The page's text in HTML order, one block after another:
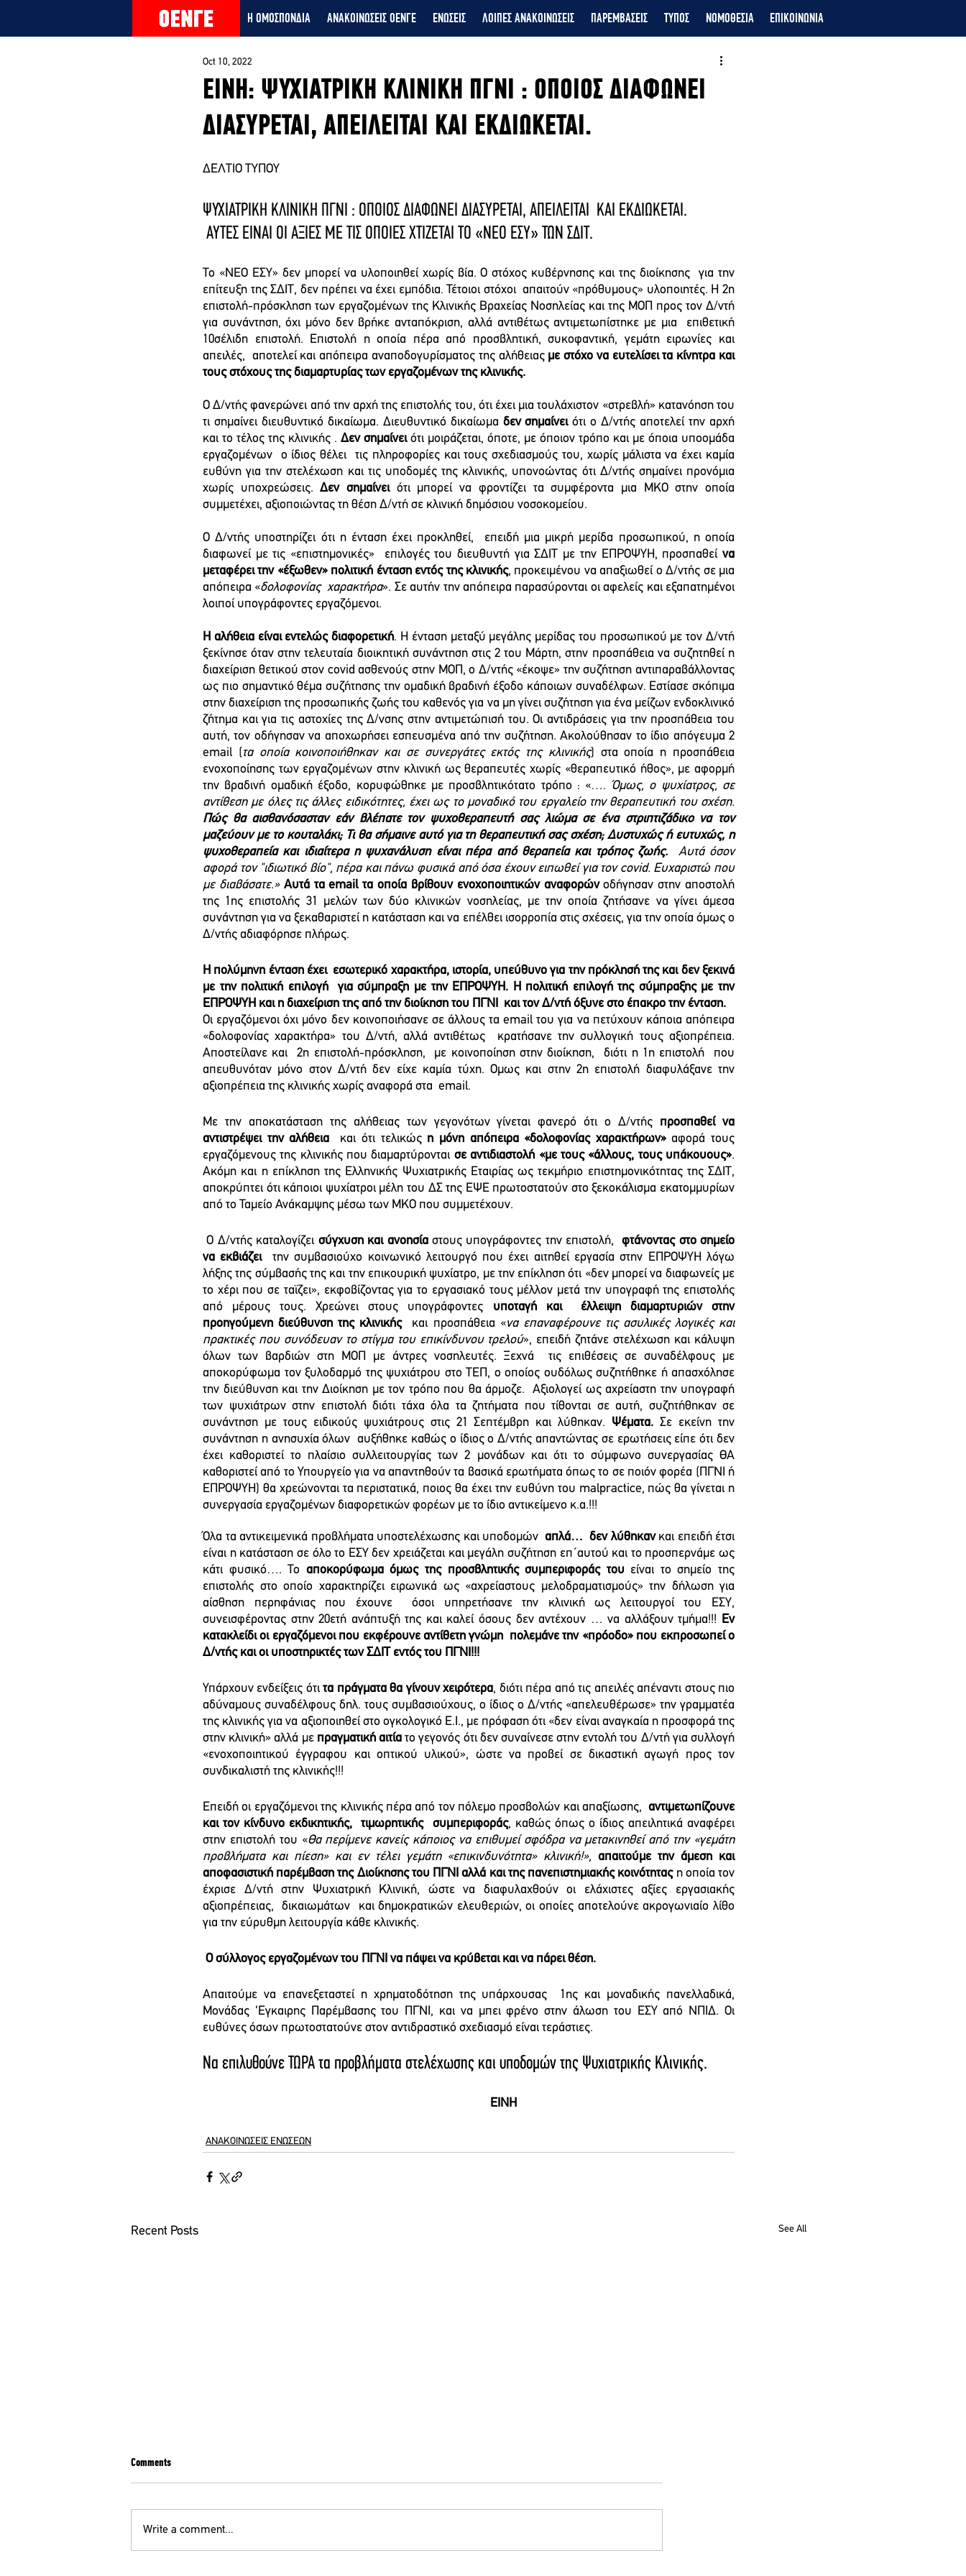
Η ΟΜΟΣΠΟΝΔΙΑ ΑΝΑΚΟΙΝΩΣΕΙΣ ΟΕΝΓΕ ΕΝΩΣΕΙΣ ΛΟΙΠΕΣ ΑΝΑΚΟΙΝΩΣΕΙΣ ΠΑΡΕΜΒΑΣΕΙΣ ΤΥΠΟΣ ΝΟΜΟΘΕΣΙΑ ΕΠΙΚΟΙΝΩΝΙΑ
ΕΙΝΗ: ΨΥΧΙΑΤΡΙΚΗ ΚΛΙΝΙΚΗ ΠΓΝΙ : ΟΠΟΙΟΣ ΔΙΑΦΩΝΕΙ
ΔΙΑΣΥΡΕΤΑΙ, ΑΠΕΙΛΕΙΤΑΙ ΚΑΙ ΕΚΔΙΩΚΕΤΑΙ.
Oct 10, 2022
ΔΕΛΤΙΟ ΤΥΠΟΥ
ΨΥΧΙΑΤΡΙΚΗ ΚΛΙΝΙΚΗ ΠΓΝΙ : ΟΠΟΙΟΣ ΔΙΑΦΩΝΕΙ ΔΙΑΣΥΡΕΤΑΙ, ΑΠΕΙΛΕΙΤΑΙ  ΚΑΙ ΕΚΔΙΩΚΕΤΑΙ.
ΑΥΤΕΣ ΕΙΝΑΙ ΟΙ ΑΞΙΕΣ ΜΕ ΤΙΣ ΟΠΟΙΕΣ ΧΤΙΖΕΤΑΙ ΤΟ «ΝΕΟ ΕΣΥ» ΤΩΝ ΣΔΙΤ.
Το «ΝΕΟ ΕΣΥ» δεν μπορεί να υλοποιηθεί χωρίς βία. Ο στόχος κυβέρνησης και της διοίκησης  για την
επίτευξη της ΣΔΙΤ, δεν πρέπει να έχει εμπόδια. Τέτοιοι στόχοι  απαιτούν «πρόθυμους» υλοποιητές. Η 2η
επιστολή-πρόσκληση των εργαζομένων της Κλινικής Βραχείας Νοσηλείας και της ΜΟΠ προς τον Δ/ντή
για συνάντηση, όχι μόνο δεν βρήκε ανταπόκριση, αλλά αντιθέτως αντιμετωπίστηκε με μια  επιθετική
10σέλιδη επιστολή. Επιστολή η οποία πέρα από προσβλητική, συκοφαντική, γεμάτη ειρωνίες και
απειλές,  αποτελεί και απόπειρα αναποδογυρίσματος της αλήθειας με στόχο να ευτελίσει τα κίνητρα και
τους στόχους της διαμαρτυρίας των εργαζομένων της κλινικής.
Ο Δ/ντής φανερώνει από την αρχή της επιστολής του, ότι έχει μια τουλάχιστον «στρεβλή» κατανόηση του
τι σημαίνει διευθυντικό δικαίωμα. Διευθυντικό δικαίωμα δεν σημαίνει ότι ο Δ/ντής αποτελεί την αρχή
και το τέλος της κλινικής . Δεν σημαίνει ότι μοιράζεται, όποτε, με όποιον τρόπο και με όποια υποομάδα
εργαζομένων  ο ίδιος θέλει  τις πληροφορίες και τους σχεδιασμούς του, χωρίς μάλιστα να έχει καμία
ευθύνη για την στελέχωση και τις υποδομές της κλινικής, υπονοώντας ότι Δ/ντής σημαίνει προνόμια
χωρίς υποχρεώσεις. Δεν σημαίνει ότι μπορεί να φροντίζει τα συμφέροντα μια ΜΚΟ στην οποία
συμμετέχει, αξιοποιώντας τη θέση Δ/ντή σε κλινική δημόσιου νοσοκομείου.
Ο Δ/ντής υποστηρίζει ότι η ένταση έχει προκληθεί,  επειδή μια μικρή μερίδα προσωπικού, η οποία
διαφωνεί με τις «επιστημονικές»  επιλογές του διευθυντή για ΣΔΙΤ με την ΕΠΡΟΨΥΗ, προσπαθεί να
μεταφέρει την «έξωθεν» πολιτική ένταση εντός της κλινικής, προκειμένου να απαξιωθεί ο Δ/ντής σε μια
απόπειρα «δολοφονίας  χαρακτήρα». Σε αυτήν την απόπειρα παρασύρονται οι αφελείς και εξαπατημένοι
λοιποί υπογράφοντες εργαζόμενοι.
Η αλήθεια είναι εντελώς διαφορετική. Η ένταση μεταξύ μεγάλης μερίδας του προσωπικού με τον Δ/ντή
ξεκίνησε όταν στην τελευταία διοικητική συνάντηση στις 2 του Μάρτη, στην προσπάθεια να συζητηθεί η
διαχείριση θετικού στον covid ασθενούς στην ΜΟΠ, ο Δ/ντής «έκοψε» την συζήτηση αντιπαραβάλλοντας
ως πιο σημαντικό θέμα συζήτησης την ομαδική βραδινή έξοδο κάποιων συναδέλφων. Εστίασε σκόπιμα
στην διαχείριση της προσωπικής ζωής του καθενός για να μη γίνει συζήτηση για ένα μείζων ενδοκλινικό
ζήτημα και για τις αστοχίες της Δ/νσης στην αντιμετώπισή του. Οι αντιδράσεις για την προσπάθεια του
αυτή, τον οδήγησαν να αποχωρήσει εσπευσμένα από την συζήτηση. Ακολούθησαν το ίδιο απόγευμα 2
email (τα οποία κοινοποιήθηκαν και σε συνεργάτες εκτός της κλινικής) στα οποία η προσπάθεια
ενοχοποίησης των εργαζομένων στην κλινική ως θεραπευτές χωρίς «θεραπευτικό ήθος», με αφορμή
την βραδινή ομαδική έξοδο, κορυφώθηκε με προσβλητικότατο τρόπο : «…. Όμως, ο ψυχίατρος, σε
Πώς θα αισθανόσασταν εάν βλέπατε τον ψυχοθεραπευτή σας λιώμα σε ένα στριπτιζάδικο να τον
μαζεύουν με το κουταλάκι; Τι θα σήμαινε αυτό για τη θεραπευτική σας σχέση; Δυστυχώς ή ευτυχώς, η
ψυχοθεραπεία και ιδιαίτερα η ψυχανάλυση είναι πέρα από θεραπεία και τρόπος ζωής. Αυτά όσον
αφορά τον "ιδιωτικό βίο", πέρα και πάνω φυσικά από όσα έχουν ειπωθεί για τον covid. Ευχαριστώ που
με διαβάσατε.» Αυτά τα email τα οποία βρίθουν ενοχοποιητικών αναφορών οδήγησαν στην αποστολή
της 1ης επιστολής 31 μελών των δύο κλινικών νοσηλείας, με την οποία ζητήσανε να γίνει άμεσα
συνάντηση για να ξεκαθαριστεί η κατάσταση και να επέλθει ισορροπία στις σχέσεις, για την οποία όμως ο
Δ/ντής αδιαφόρησε πλήρως.
Η πολύμηνη ένταση έχει  εσωτερικό χαρακτήρα, ιστορία, υπεύθυνο για την πρόκλησή της και δεν ξεκινά
με την πολιτική επιλογή  για σύμπραξη με την ΕΠΡΟΨΥΗ. Η πολιτική επιλογή της σύμπραξης με την
ΕΠΡΟΨΥΗ και η διαχείριση της από την διοίκηση του ΠΓΝΙ  και τον Δ/ντή όξυνε στο έπακρο την ένταση.
Οι εργαζόμενοι όχι μόνο δεν κοινοποιήσανε σε άλλους τα email του για να πετύχουν κάποια απόπειρα
«δολοφονίας χαρακτήρα» του Δ/ντή, αλλά αντιθέτως  κρατήσανε την συλλογική τους αξιοπρέπεια.
Αποστείλανε και  2η επιστολή-πρόσκληση,  με κοινοποίηση στην διοίκηση,  διότι η 1η επιστολή  που
απευθυνόταν μόνο στον Δ/ντή δεν είχε καμία τύχη. Oμως και στην 2η επιστολή διαφυλάξανε την
αξιοπρέπεια της κλινικής χωρίς αναφορά στα  email.
Με την αποκατάσταση της αλήθειας των γεγονότων γίνεται φανερό ότι ο Δ/ντής προσπαθεί να
αντιστρέψει την αλήθεια
  και ότι τελικώς
η μόνη απόπειρα «δολοφονίας χαρακτήρων» αφορά τους
εργαζόμενους της κλινικής που διαμαρτύρονται σε αντιδιαστολή «με τους «άλλους, τους υπάκουους».
Ακόμη και η επίκληση της Ελληνικής Ψυχιατρικής Εταιρίας ως τεκμήριο επιστημονικότητας της ΣΔΙΤ,
αποκρύπτει ότι κάποιοι ψυχίατροι μέλη του ΔΣ της ΕΨΕ πρωτοστατούν στο ξεκοκάλισμα εκατομμυρίων
από το Ταμείο Ανάκαμψης μέσω των ΜΚΟ που συμμετέχουν.
Ο Δ/ντής καταλογίζει σύγχυση και ανοησία στους υπογράφοντες την επιστολή, φτάνοντας στο σημείο
να εκβιάζει
την συμβασιούχο κοινωνικό λειτουργό που έχει αιτηθεί εργασία στην ΕΠΡΟΨΥΗ λόγω
λήξης της σύμβασής της και την επικουρική ψυχίατρο, με την επίκληση ότι «δεν μπορεί να διαφωνείς με
το χέρι που σε ταϊζει», εκφοβίζοντας για το εργασιακό τους μέλλον μετά την υπογραφή της επιστολής
από μέρους τους. Χρεώνει στους υπογράφοντες υποταγή και  έλλειψη διαμαρτυριών στην
προηγούμενη διεύθυνση της κλινικής
  και προσπάθεια «
να επαναφέρουνε τις ασυλικές λογικές και
πρακτικές που συνόδευαν το στίγμα του επικίνδυνου τρελού», επειδή ζητάνε στελέχωση και κάλυψη
όλων των βαρδιών στη ΜΟΠ με άντρες νοσηλευτές. Ξεχνά  τις επιθέσεις σε συναδέλφους με
αποκορύφωμα τον ξυλοδαρμό της ψυχιάτρου στο ΤΕΠ, ο οποίος ουδόλως συζητήθηκε ή απασχόλησε
την διεύθυνση και την Διοίκηση με τον τρόπο που θα άρμοζε.  Αξιολογεί ως αχρείαστη την υπογραφή
των ψυχιάτρων στην επιστολή διότι τάχα όλα τα ζητήματα που τίθονται σε αυτή, συζητήθηκαν σε
συνάντηση με τους ειδικούς ψυχιάτρους στις 21 Σεπτέμβρη και λύθηκαν. Ψέματα. Σε εκείνη την
συνάντηση η ανησυχία όλων  αυξήθηκε καθώς ο ίδιος ο Δ/ντής απαντώντας σε ερωτήσεις είπε ότι δεν
έχει καθοριστεί το πλαίσιο συλλειτουργίας των 2 μονάδων και ότι το σύμφωνο συνεργασίας ΘΑ
καθοριστεί από το Υπουργείο για να απαντηθούν τα βασικά ερωτήματα όπως το σε ποιόν φορέα (ΠΓΝΙ ή
ΕΠΡΟΨΥΗ) θα χρεώνονται τα περιστατικά, ποιος θα έχει την ευθύνη του malpractice, πώς θα γίνεται η
συνεργασία εργαζομένων διαφορετικών φορέων με το ίδιο αντικείμενο κ.α.!!!
Όλα τα αντικειμενικά προβλήματα υποστελέχωσης και υποδομών απλά…  δεν λύθηκαν και επειδή έτσι
είναι η κατάσταση σε όλο το ΕΣΥ δεν χρειάζεται και μεγάλη συζήτηση επ΄αυτού και το προσπερνάμε ως
κάτι φυσικό…. Το αποκορύφωμα όμως της προσβλητικής συμπεριφοράς του είναι το σημείο της
επιστολής στο οποίο χαρακτηρίζει ειρωνικά ως «αχρείαστους μελοδραματισμούς» την δήλωση για
αίσθηση περηφάνιας που έχουνε  όσοι υπηρετήσανε την κλινική ως λειτουργοί του ΕΣΥ,
συνεισφέροντας στην 20ετή ανάπτυξή της και καλεί όσους δεν αντέχουν … να αλλάξουν τμήμα!!! Εν
κατακλείδι οι εργαζόμενοι που εκφέρουνε αντίθετη γνώμη  πολεμάνε την «πρόοδο» που εκπροσωπεί ο
Δ/ντής και οι υποστηρικτές των ΣΔΙΤ εντός του ΠΓΝΙ!!!
Υπάρχουν ενδείξεις ότι τα πράγματα θα γίνουν χειρότερα, διότι πέρα από τις απειλές απέναντι στους πιο
αδύναμους συναδέλφους δηλ. τους συμβασιούχους, ο ίδιος ο Δ/ντής «απελευθέρωσε» την γραμματέα
της κλινικής για να αξιοποιηθεί στο ογκολογικό Ε.Ι., με πρόφαση ότι «δεν είναι αναγκαία η προσφορά της
στην κλινική» αλλά με πραγματική αιτία το γεγονός ότι δεν συναίνεσε στην εντολή του Δ/ντή για συλλογή
«ενοχοποιητικού έγγραφου και οπτικού υλικού», ώστε να προβεί σε δικαστική αγωγή προς τον
συνδικαλιστή της κλινικής!!!
Επειδή οι εργαζόμενοι της κλινικής πέρα από τον πόλεμο προσβολών και απαξίωσης, αντιμετωπίζουνε
και τον κίνδυνο εκδικητικής,  τιμωρητικής  συμπεριφοράς, καθώς όπως ο ίδιος απειλητικά αναφέρει
στην επιστολή του «Θα περίμενε κανείς κάποιος να επιθυμεί σφόδρα να μετακινηθεί από την «γεμάτη
προβλήματα και πίεση» και εν τέλει γεμάτη «επικινδυνότητα» κλινική!», απαιτούμε την άμεση και
αποφασιστική παρέμβαση της Διοίκησης του ΠΓΝΙ αλλά και της πανεπιστημιακής κοινότητας η οποία τον
έχρισε Δ/ντή στην Ψυχιατρική Κλινική, ώστε να διαφυλαχθούν οι ελάχιστες αξίες εργασιακής
αξιοπρέπειας,  δικαιωμάτων  και δημοκρατικών ελευθεριών, οι οποίες αποτελούνε ακρογωνιαίο λίθο
για την εύρυθμη λειτουργία κάθε κλινικής.
Ο σύλλογος εργαζομένων του ΠΓΝΙ να πάψει να κρύβεται και να πάρει θέση.
Απαιτούμε να επανεξεταστεί η χρηματοδότηση της υπάρχουσας  1ης και μοναδικής πανελλαδικά,
Μονάδας ‘Εγκαιρης Παρέμβασης του ΠΓΝΙ, και να μπει φρένο στην άλωση του ΕΣΥ από ΝΠΙΔ. Οι
ευθύνες όσων πρωτοστατούνε στον αντιδραστικό σχεδιασμό είναι τεράστιες.
Να επιλυθούνε ΤΩΡΑ τα προβλήματα στελέχωσης και υποδομών της Ψυχιατρικής Κλινικής.
										EINH
ΑΝΑΚΟΙΝΩΣΕΙΣ ΕΝΩΣΕΩΝ
Recent Posts See All
Comments
Write a comment...